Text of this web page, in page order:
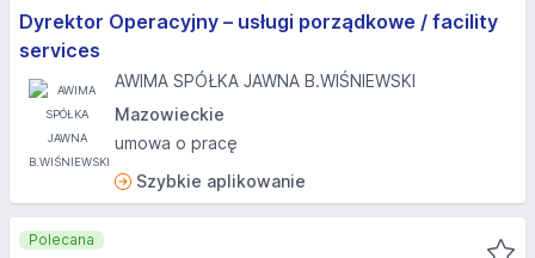
Dyrektor Operacyjny – usługi porządkowe / facility
services
AWIMA SPÓŁKA JAWNA B.WIŚNIEWSKI
Mazowieckie
umowa o pracę
Szybkie aplikowanie
Polecana